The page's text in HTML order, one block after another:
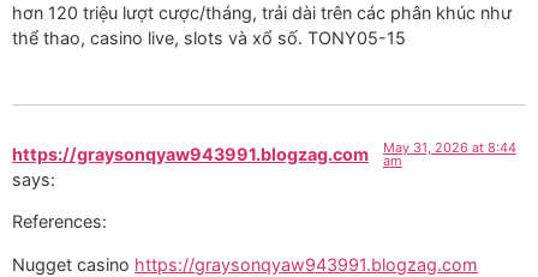
hơn 120 triệu lượt cược/tháng, trải dài trên các phân khúc như
thể thao, casino live, slots và xổ số. TONY05-15
https://graysonqyaw943991.blogzag.com
says:
May 31, 2026 at 8:44
am
References:
Nugget casino https://graysonqyaw943991.blogzag.com